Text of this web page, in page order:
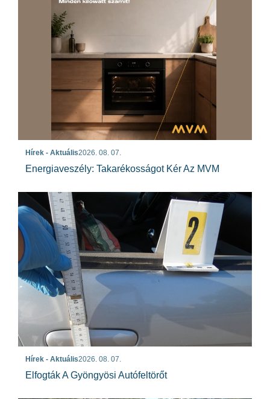
Hírek - Aktuális2026. 08. 07.
Energiaveszély: Takarékosságot Kér Az MVM
Hírek - Aktuális2026. 08. 07.
Elfogták A Gyöngyösi Autófeltörőt